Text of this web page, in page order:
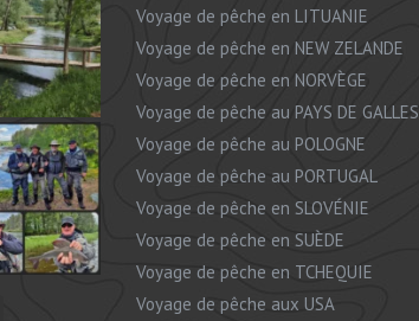
Voyage de pêche en LITUANIE
Voyage de pêche en NEW ZELANDE
Voyage de pêche en NORVÈGE
Voyage de pêche au PAYS DE GALLES
Voyage de pêche au POLOGNE
Voyage de pêche au PORTUGAL
Voyage de pêche en SLOVÉNIE
Voyage de pêche en SUÈDE
Voyage de pêche en TCHEQUIE
Voyage de pêche aux USA